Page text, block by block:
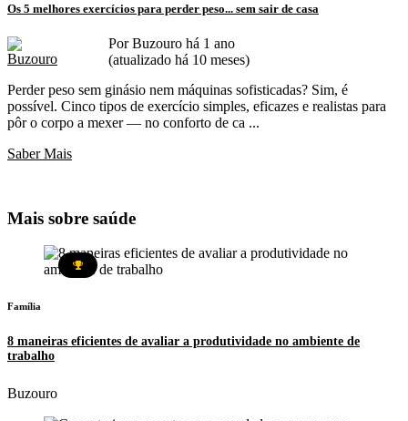
Os 5 melhores exercícios para perder peso... sem sair de casa
Por Buzouro há 1 ano
(atualizado há 10 meses)
Perder peso sem ginásio nem máquinas sofisticadas? Sim, é
possível. Cinco tipos de exercício simples, eficazes e realistas para
pôr o corpo a mexer — no conforto de ca ...
Saber Mais
Mais sobre saúde
Família
8 maneiras eficientes de avaliar a produtividade no ambiente de
trabalho
Buzouro